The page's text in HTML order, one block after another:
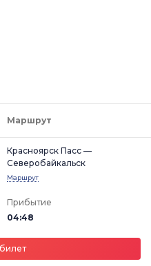
Маршрут
Красноярск Пасс —
Северобайкальск
Маршрут
Прибытие
04:48